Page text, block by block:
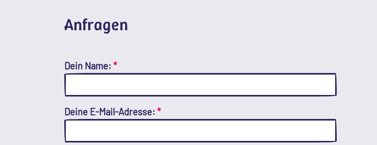
Anfragen
Dein Name: *
Deine E-Mail-Adresse: *